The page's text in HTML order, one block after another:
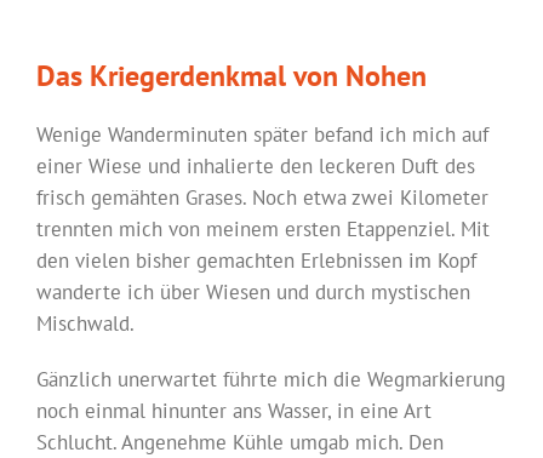
Das Kriegerdenkmal von Nohen
Wenige Wanderminuten später befand ich mich auf
einer Wiese und inhalierte den leckeren Duft des
frisch gemähten Grases. Noch etwa zwei Kilometer
trennten mich von meinem ersten Etappenziel. Mit
den vielen bisher gemachten Erlebnissen im Kopf
wanderte ich über Wiesen und durch mystischen
Mischwald.
Gänzlich unerwartet führte mich die Wegmarkierung
noch einmal hinunter ans Wasser, in eine Art
Schlucht. Angenehme Kühle umgab mich. Den